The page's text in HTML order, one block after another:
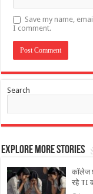
Save my name,
I comment.
Search
Explore More Stories
कॉलेज
रहे TI